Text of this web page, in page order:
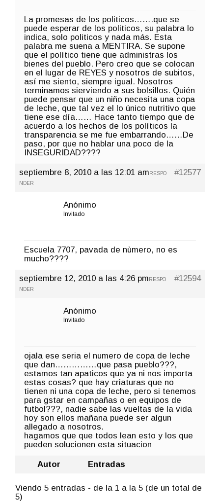
La promesas de los politicos…….que se
puede esperar de los politicos, su palabra lo
indica, solo politicos y nada más. Esta
palabra me suena a MENTIRA. Se supone
que el político tiene que administras los
bienes del pueblo. Pero creo que se colocan
en el lugar de REYES y nosotros de subitos,
así me siento, siempre igual. Nosotros
terminamos sierviendo a sus bolsillos. Quién
puede pensar que un niño necesita una copa
de leche, que tal vez el lo único nutritivo que
tiene ese día…… Hace tanto tiempo que de
acuerdo a los hechos de los políticos la
transparencia se me fue embarrando……De
paso, por que no hablar una poco de la
INSEGURIDAD????
septiembre 8, 2010 a las 12:01 am #12577
RESPO
NDER
Anónimo
Invitado
Escuela 7707, pavada de nùmero, no es
mucho????
septiembre 12, 2010 a las 4:26 pm #12594
RESPO
NDER
Anónimo
Invitado
ojala ese seria el numero de copa de leche
que dan……………que pasa pueblo???,
estamos tan apaticos que ya ni nos importa
estas cosas? que hay criaturas que no
tienen ni una copa de leche, pero si tenemos
para gstar en campañas o en equipos de
futbol???, nadie sabe las vueltas de la vida
hoy son ellos mañana puede ser algun
allegado a nosotros.
hagamos que que todos lean esto y los que
pueden solucionen esta situacion
Autor Entradas
Viendo 5 entradas - de la 1 a la 5 (de un total de
5)